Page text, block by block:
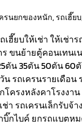
รนยกของหนัก, รถเฮี๊ยบ
เฮี๊ยบให้เช่า ให้เช่
ร ขนย้ายตู้คอนเทน
ตัน 35ตัน 50ตัน
น รถเครนรายเดือ
โครงหลังคาโรงงา
า รถเครนเล็กรับจ้
กไบค์ ยกรถแบตห